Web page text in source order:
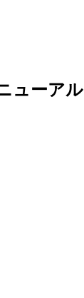
ューア